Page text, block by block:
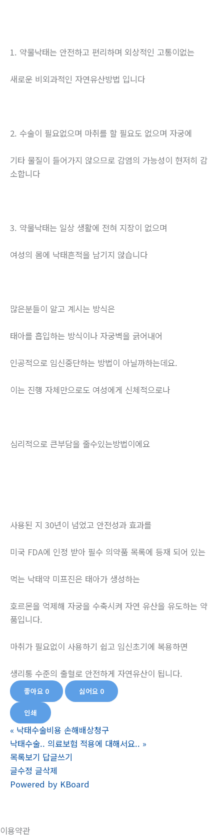
1. 약물낙태는 안전하고 편리하며 외상적인 고통이없는
새로운 비외과적인 자연유산방법 입니다
2. 수술이 필요없으며 마취를 할 필요도 없으며 자궁에
기타 물질이 들어가지 않으므로 감염의 가능성이 현저히 감
소합니다
3. 약물낙태는 일상 생활에 전혀 지장이 없으며
여성의 몸에 낙태흔적을 남기지 않습니다
많은분들이 알고 계시는 방식은
태아를 흡입하는 방식이나 자궁벽을 긁어내어
인공적으로 임신중단하는 방법이 아닐까하는데요.
이는 진행 자체만으로도 여성에게 신체적으로나
심리적으로 큰부담을 줄수있는방법이에요
사용된 지 30년이 넘었고 안전성과 효과를
미국 FDA에 인정 받아 필수 의약품 목록에 등재 되어 있는
먹는 낙태약 미프진은 태아가 생성하는
호르몬을 억제해 자궁을 수축시켜 자연 유산을 유도하는 약
품입니다.
마취가 필요없이 사용하기 쉽고 임신초기에 복용하면
생리통 수준의 출혈로 안전하게 자연유산이 됩니다.
좋아요 0 싫어요 0
인쇄
« 낙태수술비용 손해배상청구
낙태수술.. 의료보험 적용에 대해서요.. »
목록보기 답글쓰기
글수정 글삭제
Powered by KBoard
이용약관